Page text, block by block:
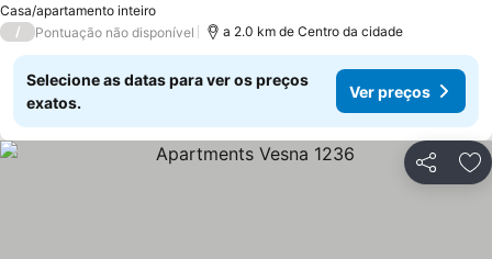
Casa/apartamento inteiro
/ Pontuação não disponível a 2.0 km de Centro da cidade
Selecione as datas para ver os preços
exatos.
Ver preços
Partilhar